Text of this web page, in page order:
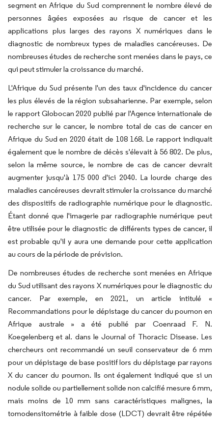
segment en Afrique du Sud comprennent le nombre élevé de
personnes âgées exposées au risque de cancer et les
applications plus larges des rayons X numériques dans le
diagnostic de nombreux types de maladies cancéreuses. De
nombreuses études de recherche sont menées dans le pays, ce
qui peut stimuler la croissance du marché.
L'Afrique du Sud présente l'un des taux d'incidence du cancer
les plus élevés de la région subsaharienne. Par exemple, selon
le rapport Globocan 2020 publié par l'Agence internationale de
recherche sur le cancer, le nombre total de cas de cancer en
Afrique du Sud en 2020 était de 108 168. Le rapport indiquait
également que le nombre de décès s'élevait à 56 802. De plus,
selon la même source, le nombre de cas de cancer devrait
augmenter jusqu'à 175 000 d'ici 2040. La lourde charge des
maladies cancéreuses devrait stimuler la croissance du marché
des dispositifs de radiographie numérique pour le diagnostic.
Étant donné que l'imagerie par radiographie numérique peut
être utilisée pour le diagnostic de différents types de cancer, il
est probable qu'il y aura une demande pour cette application
au cours de la période de prévision.
De nombreuses études de recherche sont menées en Afrique
du Sud utilisant des rayons X numériques pour le diagnostic du
cancer. Par exemple, en 2021, un article intitulé «
Recommandations pour le dépistage du cancer du poumon en
Afrique australe » a été publié par Coenraad F. N.
Koegelenberg et al. dans le Journal of Thoracic Disease. Les
chercheurs ont recommandé un seuil conservateur de 6 mm
pour un dépistage de base positif lors du dépistage par rayons
X du cancer du poumon. Ils ont également indiqué que si un
nodule solide ou partiellement solide non calcifié mesure 6 mm,
mais moins de 10 mm sans caractéristiques malignes, la
tomodensitométrie à faible dose (LDCT) devrait être répétée